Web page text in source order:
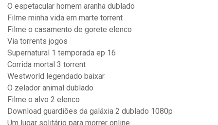
O espetacular homem aranha dublado
Filme minha vida em marte torrent
Filme o casamento de gorete elenco
Via torrents jogos
Supernatural 1 temporada ep 16
Corrida mortal 3 torrent
Westworld legendado baixar
O zelador animal dublado
Filme o alvo 2 elenco
Download guardiões da galáxia 2 dublado 1080p
Um lugar solitário para morrer online